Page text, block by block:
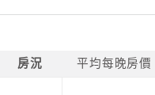
房況 平均每晚房價